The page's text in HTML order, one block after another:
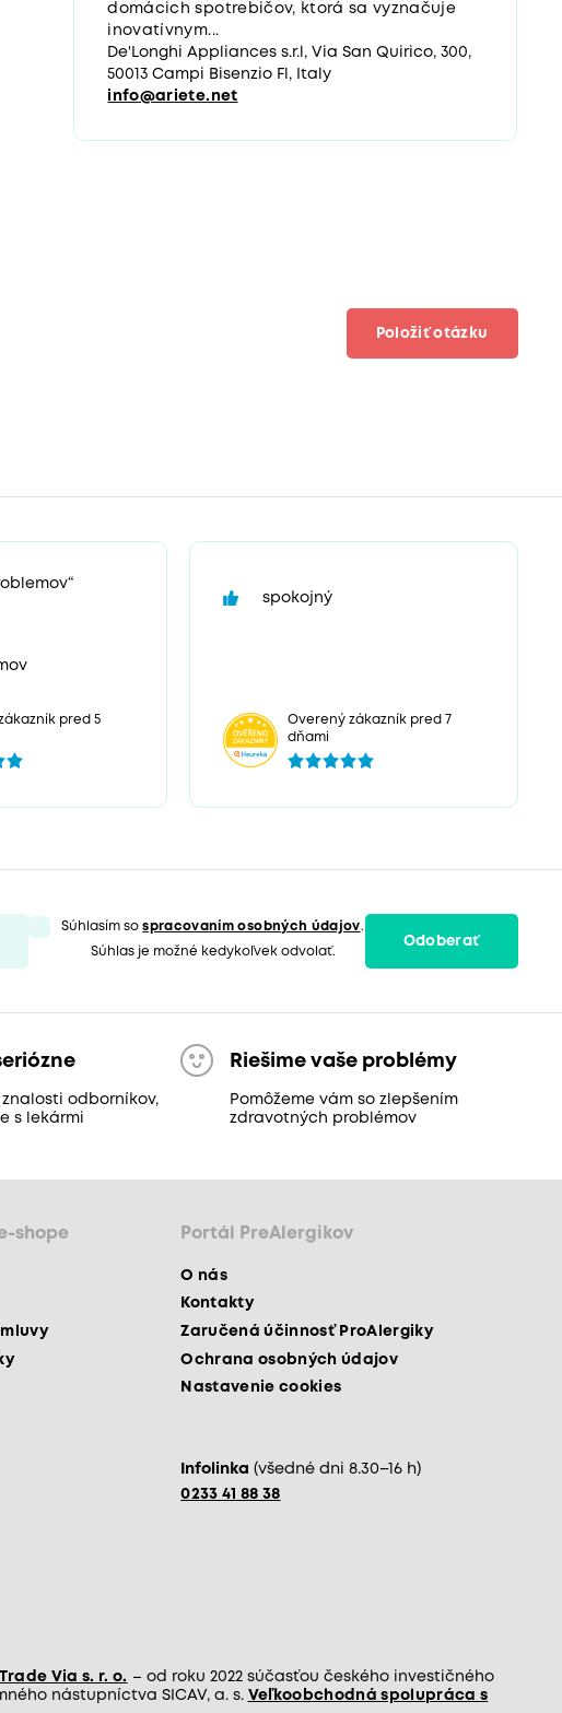
domácich spotrebičov, ktorá sa vyznačuje
inovatívnym...
De'Longhi Appliances s.r.l, Via San Quirico, 300,
50013 Campi Bisenzio Fl, Italy
info@ariete.net
Položiť otázku
pred 5
spokojný
Overený zákazník pred 7
dňami
Súhlasím sospracovaním osobných údajov.
Súhlas je možné kedykoľvek odvolať.
Odoberať
odborníkov,
s lekármi
Riešime vaše problémy
Pomôžeme vám so zlepšením
zdravotných problémov
shope Portál PreAlergikov
O nás
Kontakty
Zaručená účinnosť ProAlergiky
Ochrana osobných údajov
Nastavenie cookies
Infolinka (všedné dni 8.30–16 h)
0233 41 88 38
Via s. r. o. – od roku 2022 súčasťou českého investičného
nástupníctva SICAV, a. s. Veľkoobchodná spolupráca s